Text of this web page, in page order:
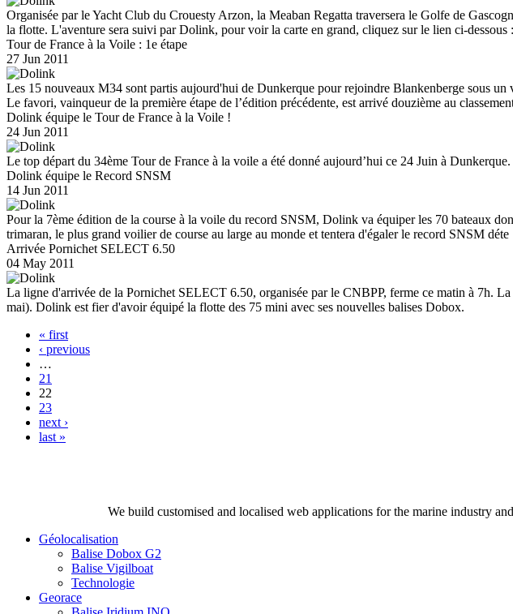
Organisée par le Yacht Club du Crouesty Arzon, la Meaban Regatta traversera le Golfe de
la flotte. L'aventure sera suivi par Dolink, pour voir la carte en grand, cliquez sur le lien ci-dessous
Tour de France à la Voile : 1e étape
27 Jun 2011
Les 15 nouveaux M34 sont partis aujourd'hui de Dunkerque pour rejoindre Blankenberge sous
Le favori, vainqueur de la première étape de l’édition précédente, est arrivé douzième au
Dolink équipe le Tour de France à la Voile !
24 Jun 2011
Le top départ du 34ème Tour de France à la voile a été donné aujourd’hui ce 24 Juin à
Dolink équipe le Record SNSM
14 Jun 2011
Pour la 7ème édition de la course à la voile du record SNSM, Dolink va équiper les 70 bateaux
trimaran, le plus grand voilier de course au large au monde et tentera d'égaler le record SNSM déte
Arrivée Pornichet SELECT 6.50
04 May 2011
La ligne d'arrivée de la Pornichet SELECT 6.50, organisée par le CNBPP, ferme ce matin à 7h.
mai). Dolink est fier d'avoir équipé la flotte des 75 mini avec ses nouvelles balises Dobox.
« first
‹ previous
…
21
22
23
next ›
last »
We build customised and localised web applications for the marine industry
Géolocalisation
Balise Dobox G2
Balise Vigilboat
Technologie
Georace